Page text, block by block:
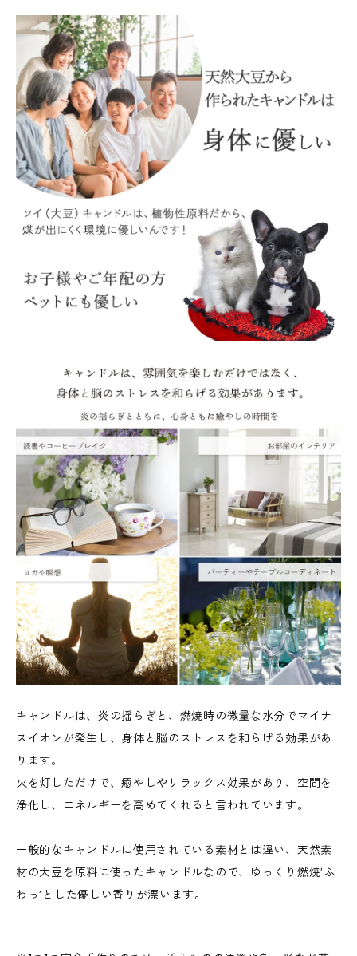
キャンドルは、炎の揺らぎと、燃焼時の微量な水分でマイナ
スイオンが発生し、身体と脳のストレスを和らげる効果があ
ります。
火を灯しただけで、癒やしやリラックス効果があり、空間を
浄化し、エネルギーを高めてくれると言われています。
一般的なキャンドルに使用されている素材とは違い、天然素
材の大豆を原料に使ったキャンドルなので、ゆっくり燃焼’ふ
わっ’とした優しい香りが漂います。